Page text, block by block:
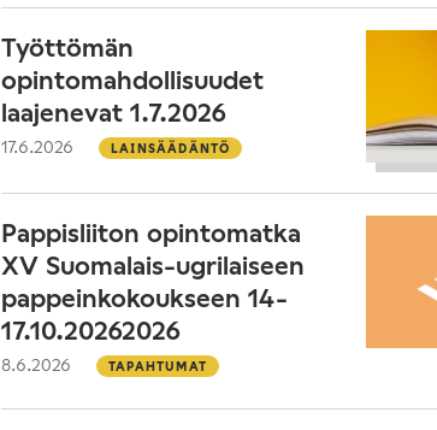
Työttömän
opintomahdollisuudet
laajenevat 1.7.2026
17.6.2026 LAINSÄÄDÄNTÖ
Pappisliiton opintomatka
XV Suomalais-ugrilaiseen
pappeinkokoukseen 14-
17.10.20262026
8.6.2026 TAPAHTUMAT